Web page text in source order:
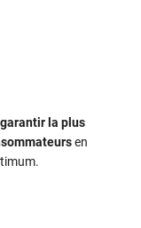
garantir la plus
en